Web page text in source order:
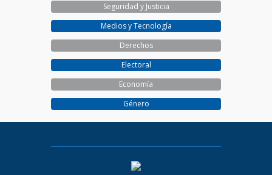
Seguridad y Justicia
Medios y Tecnología
Derechos
Electoral
Economía
Género